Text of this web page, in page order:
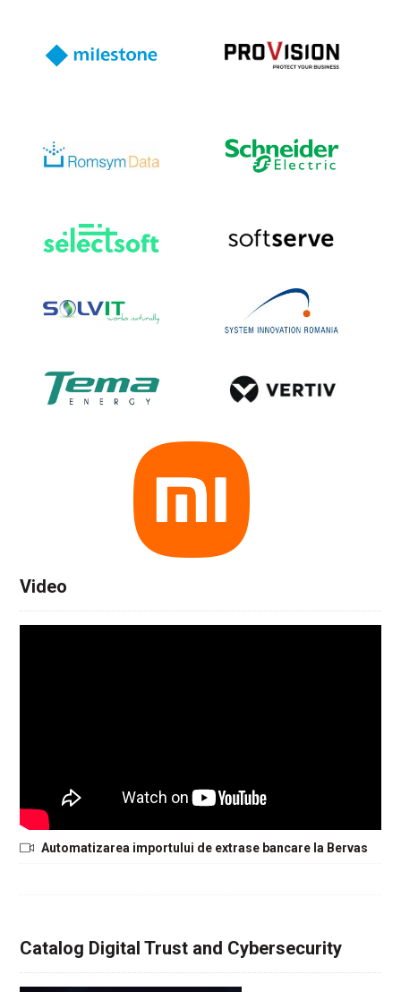
Video
Automatizarea importului de extrase bancare la Bervas
Catalog Digital Trust and Cybersecurity